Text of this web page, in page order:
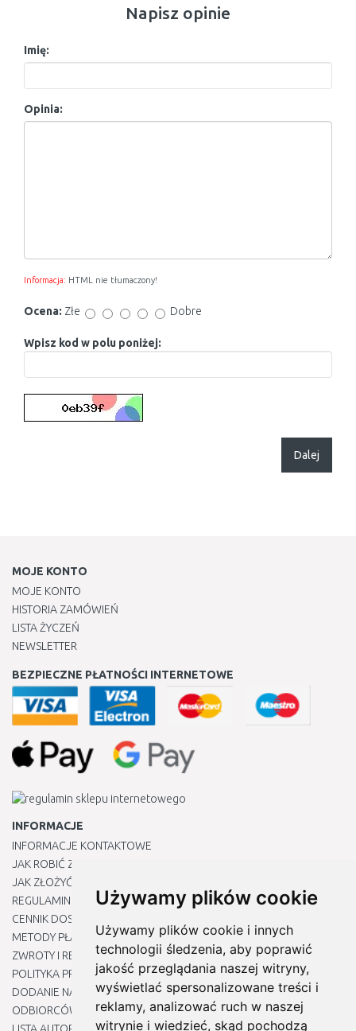
Używamy plików cookie
Używamy plików cookie i innych
technologii śledzenia, aby poprawić
jakość przeglądania naszej witryny,
wyświetlać spersonalizowane treści i
reklamy, analizować ruch w naszej
witrynie i wiedzieć, skąd pochodzą
Napisz opinie
Imię:
Opinia:
Informacja: HTML nie tłumaczony!
Ocena: Złe Dobre
Wpisz kod w polu poniżej:
Dalej
MOJE KONTO
MOJE KONTO
HISTORIA ZAMÓWIEŃ
LISTA ŻYCZEŃ
NEWSLETTER
BEZPIECZNE PŁATNOŚCI INTERNETOWE
INFORMACJE
INFORMACJE KONTAKTOWE
JAK ROBIĆ ZAKUPY ?
JAK ZŁOŻYĆ REKLAMACJĘ
REGULAMIN
CENNIK DOSTAWY
METODY PŁATNOŚCI
ZWROTY I REKLAMACJE PRODUKTÓW
POLITYKA PRYWATNOŚCI
DODANIE NASZYCH ADRESÓW E-MAIL DO LISTY ZAUFANYCH
ODBIORCÓW